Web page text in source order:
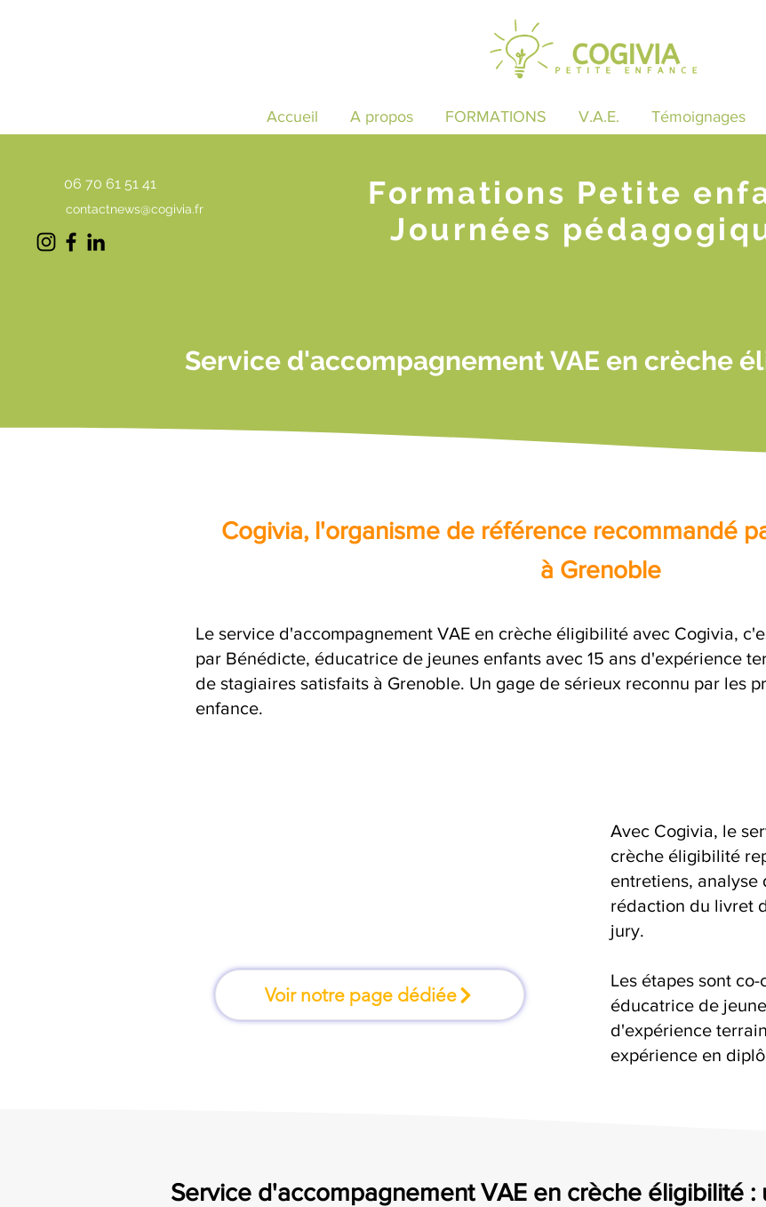
Accueil A propos FORMATIONS V.A.E. Témoignages
06 70 61 51 41
contactnews@cogivia.fr
Formations Petite
Journées
Service d'accompagnement VAE en crèche
Cogivia, l'organisme de référence recommandé
à Grenoble
Le service d'accompagnement VAE en crèche éligibilité avec Cogivia,
par Bénédicte, éducatrice de jeunes enfants avec 15 ans d'expérience
de stagiaires satisfaits à Grenoble. Un gage de sérieux reconnu par les
enfance.
Voir notre page dédiée
Avec Cogivia, le
crèche éligibilité
entretiens, analyse
rédaction du livret
jury.
Les étapes sont
éducatrice de
d'expérience
expérience en
Service d'accompagnement VAE en crèche éligibilité